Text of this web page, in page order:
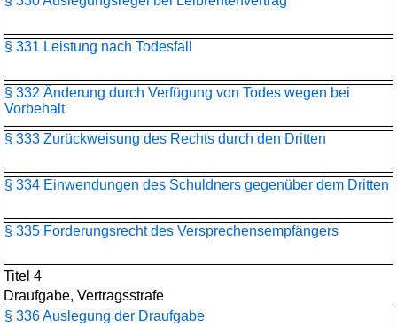
§ 331 Leistung nach Todesfall
§ 332 Änderung durch Verfügung von Todes wegen bei
Vorbehalt
§ 333 Zurückweisung des Rechts durch den Dritten
§ 334 Einwendungen des Schuldners gegenüber dem Dritten
§ 335 Forderungsrecht des Versprechensempfängers
Titel 4
Draufgabe, Vertragsstrafe
§ 336 Auslegung der Draufgabe